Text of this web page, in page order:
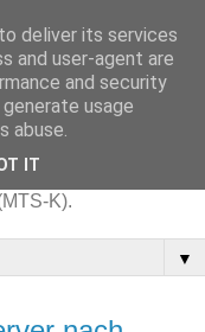
K).
▼
deliver its services
and user-agent are
and security
usage
abuse.
IT